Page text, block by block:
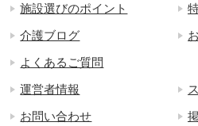
施設選びのポイント
介護ブログ
よくあるご質問
運営者情報
お問い合わせ